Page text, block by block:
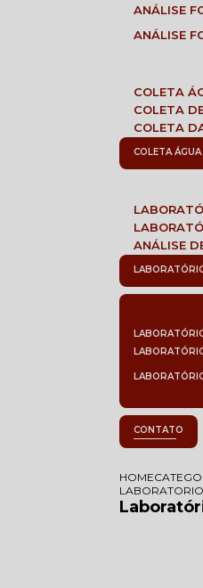
ANÁLISE
ANÁLISE
COLETA
COLETA
COLETA
COLETA
ANÁLISE
CONTATO
HOME